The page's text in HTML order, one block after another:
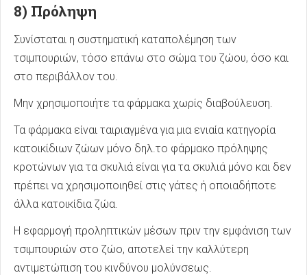
8) Πρόληψη
Συνίσταται η συστηματική καταπολέμηση των
τσιμπουριών, τόσο επάνω στο σώμα του ζώου, όσο και
στο περιβάλλον του.
Μην χρησιμοποιήτε τα φάρμακα χωρίς διαβούλευση.
Τα φάρμακα είναι ταιριαγμένα για μια ενιαία κατηγορία
κατοικίδιων ζώων μόνο δηλ.το φάρμακο πρόληψης
κροτώνων για τα σκυλιά είναι για τα σκυλιά μόνο και δεν
πρέπει να χρησιμοποιηθεί στις γάτες ή οποιαδήποτε
άλλα κατοικίδια ζώα.
Η εφαρμογή προληπτικών μέσων πριν την εμφάνιση των
τσιμπουριών στο ζώο, αποτελεί την καλλύτερη
αντιμετώπιση του κινδύνου μολύνσεως.